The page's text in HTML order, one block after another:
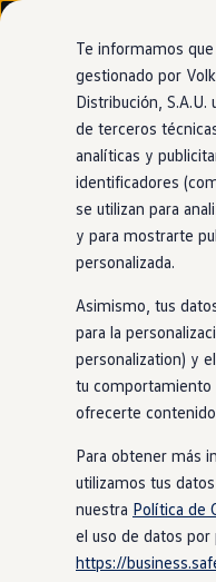
Ir
directamente
al contenido
Ir
directamente
al pie de
página
Nuevo ID. Cross
Vehículos
Compra y ofertas
Volkswagen
Volkswagen de
Financiación
My Renting
My Way
Seguros
Empresas
Eléctricos e híbridos
Más sobre
Plan Auto +
Etiquetas DGT
Simulador de
Carga y
Tarifas de
Carga en
Modos de
Clientes y posventa
Club
Ofertas
Te informamos
gestionado por
Distribución,
de terceros
analíticas y
identificadores
se utilizan para
y para mostrarte
personalizada.
Asimismo, tus
para la
personalization) y
tu comportamiento
ofrecerte
Para obtener más
utilizamos tus
nuestra Política de
el uso de datos por
https://